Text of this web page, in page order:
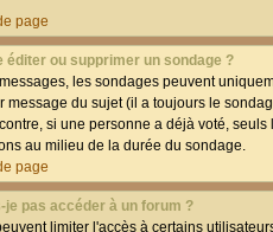
page
éditer ou supprimer un sondage ?
les sondages peuvent
message du sujet (il a toujours le
si une personne a déjà voté,
au milieu de la durée du sondage.
page
je pas accéder à un forum ?
limiter l'accès à certains